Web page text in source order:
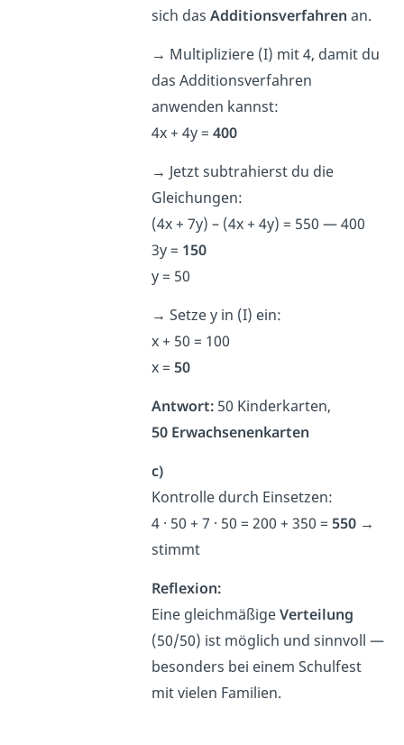
sich das Additionsverfahren an.
→ Multipliziere (I) mit 4, damit du
das Additionsverfahren
anwenden kannst:
4x + 4y = 400
→ Jetzt subtrahierst du die
Gleichungen:
(4x + 7y) – (4x + 4y) = 550 — 400
3y = 150
y = 50
→ Setze y in (I) ein:
x + 50 = 100
x = 50
Antwort:50 Kinderkarten,
50 Erwachsenenkarten
c)
Kontrolle durch Einsetzen:
4 · 50 + 7 · 50 = 200 + 350 = 550 →
stimmt
Reflexion:
Eine gleichmäßigeVerteilung
(50/50) ist möglich und sinnvoll —
besonders bei einem Schulfest
mit vielen Familien.